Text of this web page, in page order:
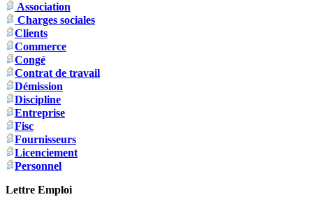
Association
Charges sociales
Clients
Commerce
Congé
Contrat de travail
Démission
Discipline
Entreprise
Fisc
Fournisseurs
Licenciement
Personnel
Lettre Emploi